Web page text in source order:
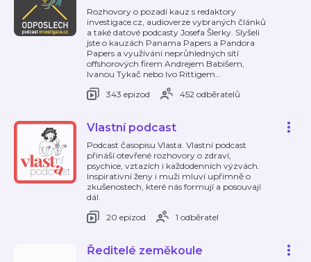
Rozhovory o pozadí kauz s redaktory
investigace.cz, audioverze vybraných článků
a také datové podcasty Josefa Šlerky. Slyšeli
jste o kauzách Panama Papers a Pandora
Papers a využívání neprůhledných sítí
offshorových firem Andrejem Babišem,
Ivanou Tykač nebo Ivo Rittigem…
343 epizod
452 odběratelů
Vlastní podcast
Podcast časopisu Vlasta. Vlastní podcast
přináší otevřené rozhovory o zdraví,
psychice, vztazích i každodenních výzvách.
Inspirativní ženy i muži mluví upřímně o
zkušenostech, které nás formují a posouvají
dál.
20 epizod
1 odběratel
Ředitelé zeměkoule